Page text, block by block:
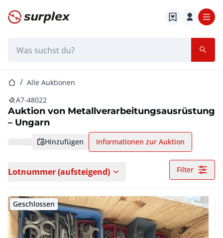
Startseite
StartseiteAlle Auktionen
A7-48022
Auktion von Metallverarbeitungsausrüstung
– Ungarn
hinzufügen Informationen zur Auktion
Lotnummer (aufsteigend) Filter
Geschlossen